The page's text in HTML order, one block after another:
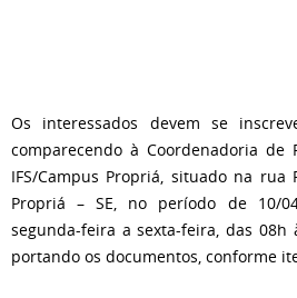
Os interessados devem se
comparecendo à Coordenadoria de
IFS/Campus Propriá, situado na rua
Propriá – SE, no período de 10/
segunda-feira a sexta-feira, das 08h
portando os documentos, conforme